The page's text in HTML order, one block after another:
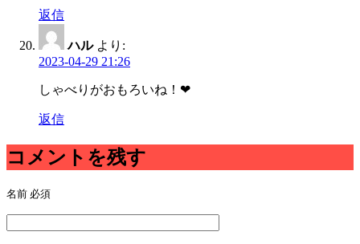
返信
ハル より:
2023-04-29 21:26
しゃべりがおもろいね！❤
返信
コメントを残す
名前 必須